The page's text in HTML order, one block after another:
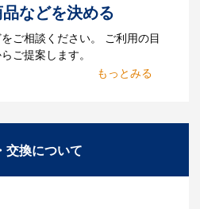
掲載され
ルのノベル
軽にご相談く
などを決める
ご相談ください。 ご利用の目
ご提案します。
ます。
交換について